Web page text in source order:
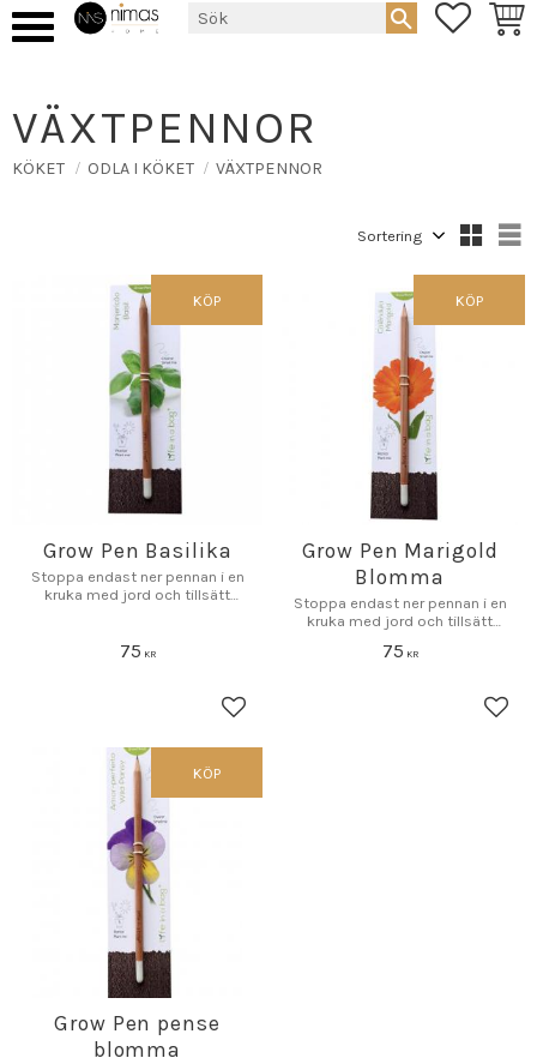
VÄXTPENNOR
KÖKET ODLA I KÖKET VÄXTPENNOR
Grow Pen Basilika
Stoppa endast ner pennan i en
kruka med jord och tillsätt
75 KR
Lägg till i favoriter
KÖP
Grow Pen Marigold
Blomma
Stoppa endast ner pennan i en
kruka med jord och tillsätt
75 KR
KÖP
Grow Pen pense
blomma
KÖP